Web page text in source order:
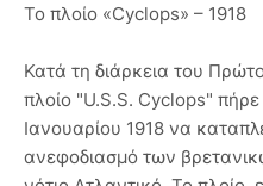
Το πλοίο «Cyclops» – 1918
Κατά τη διάρκεια του
πλοίο "U.S.S. Cyclops" πήρε
Ιανουαρίου 1918 να
ανεφοδιασμό των